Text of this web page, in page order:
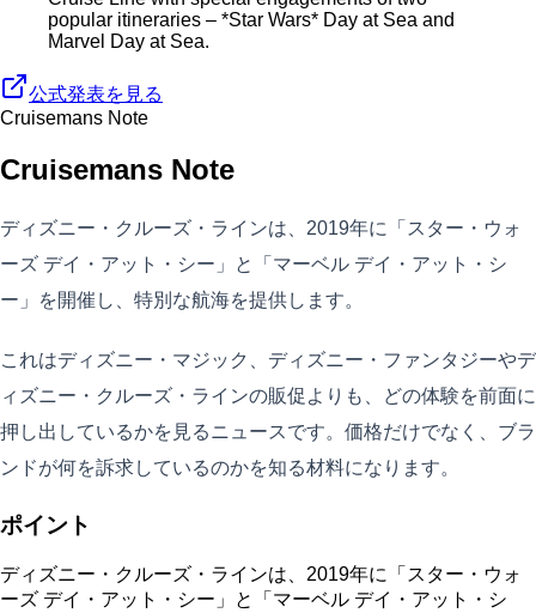
popular itineraries – *Star Wars* Day at Sea and
Marvel Day at Sea.
公式発表を見る
Cruisemans Note
Cruisemans Note
ディズニー・クルーズ・ラインは、2019年に「スター・ウォ
ーズ デイ・アット・シー」と「マーベル デイ・アット・シ
ー」を開催し、特別な航海を提供します。
これはディズニー・マジック、ディズニー・ファンタジーやデ
ィズニー・クルーズ・ラインの販促よりも、どの体験を前面に
押し出しているかを見るニュースです。価格だけでなく、ブラ
ンドが何を訴求しているのかを知る材料になります。
ポイント
ディズニー・クルーズ・ラインは、2019年に「スター・ウォ
ーズ デイ・アット・シー」と「マーベル デイ・アット・シ